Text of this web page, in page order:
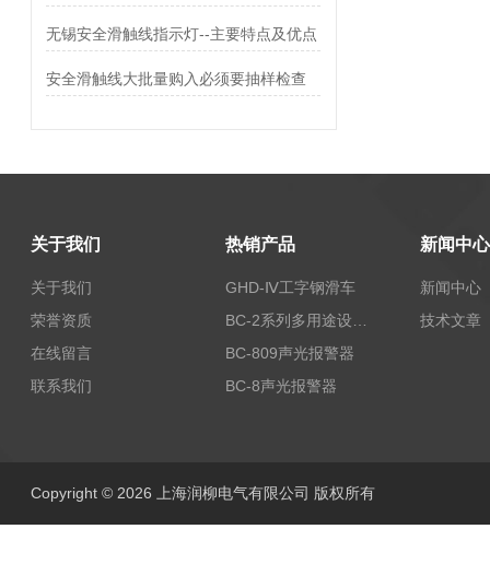
无锡安全滑触线指示灯--主要特点及优点
安全滑触线大批量购入必须要抽样检查
关于我们
关于我们
荣誉资质
在线留言
联系我们
热销产品
GHD-Ⅳ工字钢滑车
BC-809声光报警器
BC-8声光报警器
新闻中心
新闻中心
技术文章
Copyright © 2026 上海润柳电气有限公司 版权所有